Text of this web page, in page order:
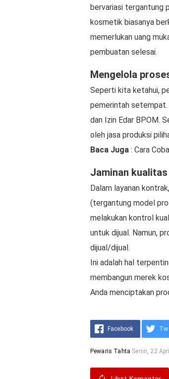
bervariasi tergantung
kosmetik biasanya
memerlukan uang
pembuatan selesai.
Mengelola
Seperti kita ketahui,
pemerintah
dan Izin Edar BPOM.
oleh jasa produksi
Baca Juga : Cara
Jaminan
Dalam layanan
(tergantung model
melakukan kontrol
untuk dijual. Namun,
dijual/dijual.
Ini adalah hal
membangun merek
Anda menciptakan
Facebook
Pewaris Tahta Senin, 22